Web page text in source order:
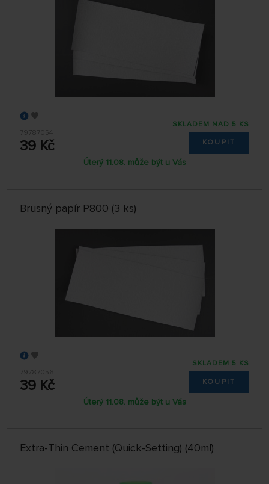
79787054
39 Kč
SKLADEM NAD 5 KS
KOUPIT
Úterý 11.08. může být u Vás
Brusný papír P800 (3 ks)
79787056
39 Kč
SKLADEM 5 KS
KOUPIT
Úterý 11.08. může být u Vás
Extra-Thin Cement (Quick-Setting) (40ml)